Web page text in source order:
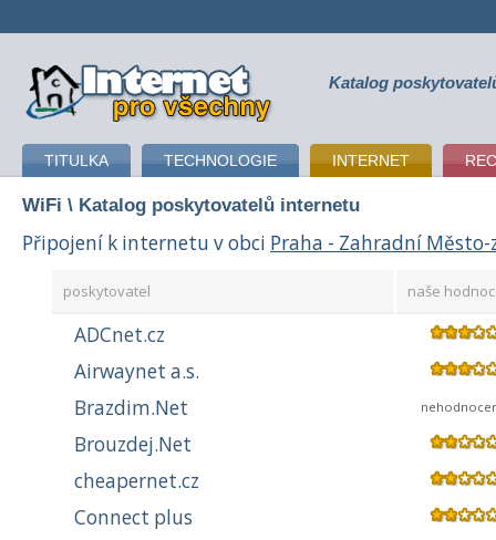
připojení k internetu Katalog
TITULKA TECHNOLOGIE INTERNET
WiFi \ Katalog poskytovatelů internetu
Připojení k internetu v obci Praha - Zahradní
poskytovatel naše
ADCnet.cz
Airwaynet a.s.
Brazdim.Net
Brouzdej.Net
cheapernet.cz
Connect plus